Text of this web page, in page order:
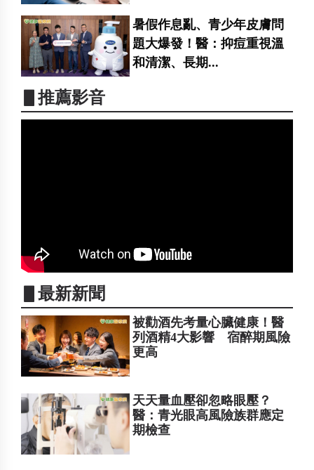
暑假作息亂、青少年皮膚問
題大爆發！醫：抑痘重視溫
和清潔、長期...
▋推薦影音
▋最新新聞
被勸酒先考量心臟健康！醫
列酒精4大影響 宿醉期風險
更高
天天量血壓卻忽略眼壓？
醫：青光眼高風險族群應定
期檢查